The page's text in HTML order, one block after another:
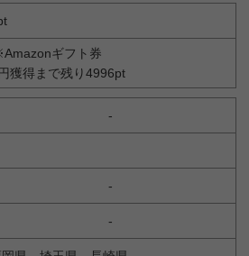
ギフト券
獲得まで残り4996pt
-
-
-